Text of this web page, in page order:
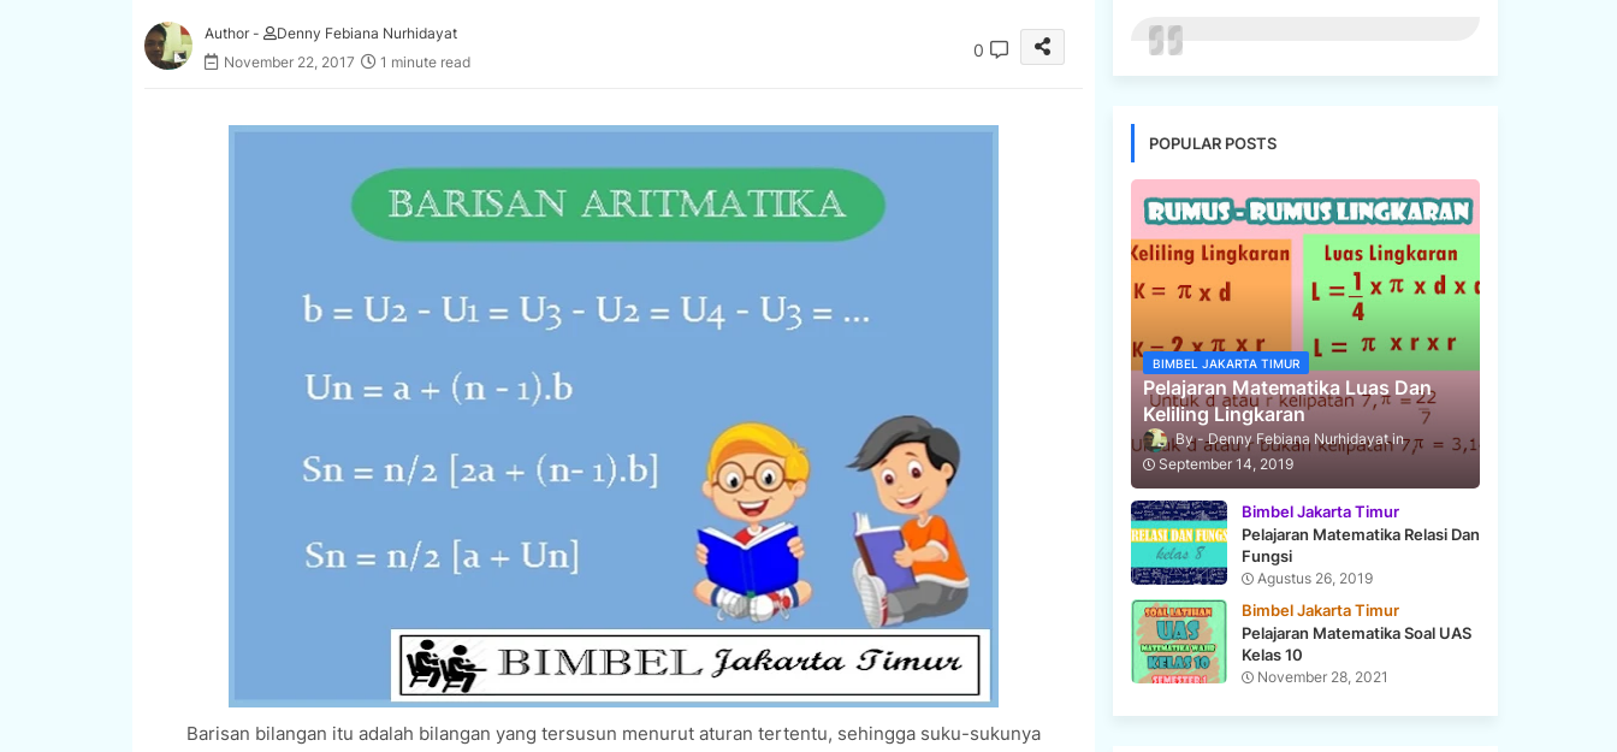
Author -
Denny Febiana Nurhidayat
November 22, 2017
1 minute read
0
Barisan bilangan itu adalah bilangan yang tersusun menurut aturan tertentu, sehingga suku-sukunya
POPULAR POSTS
BIMBEL JAKARTA TIMUR
Pelajaran Matematika Luas Dan
Keliling Lingkaran
Denny Febiana Nurhidayat
September 14, 2019
Bimbel Jakarta Timur
Pelajaran Matematika Relasi Dan
Fungsi
Agustus 26, 2019
Bimbel Jakarta Timur
Pelajaran Matematika Soal UAS
Kelas 10
November 28, 2021